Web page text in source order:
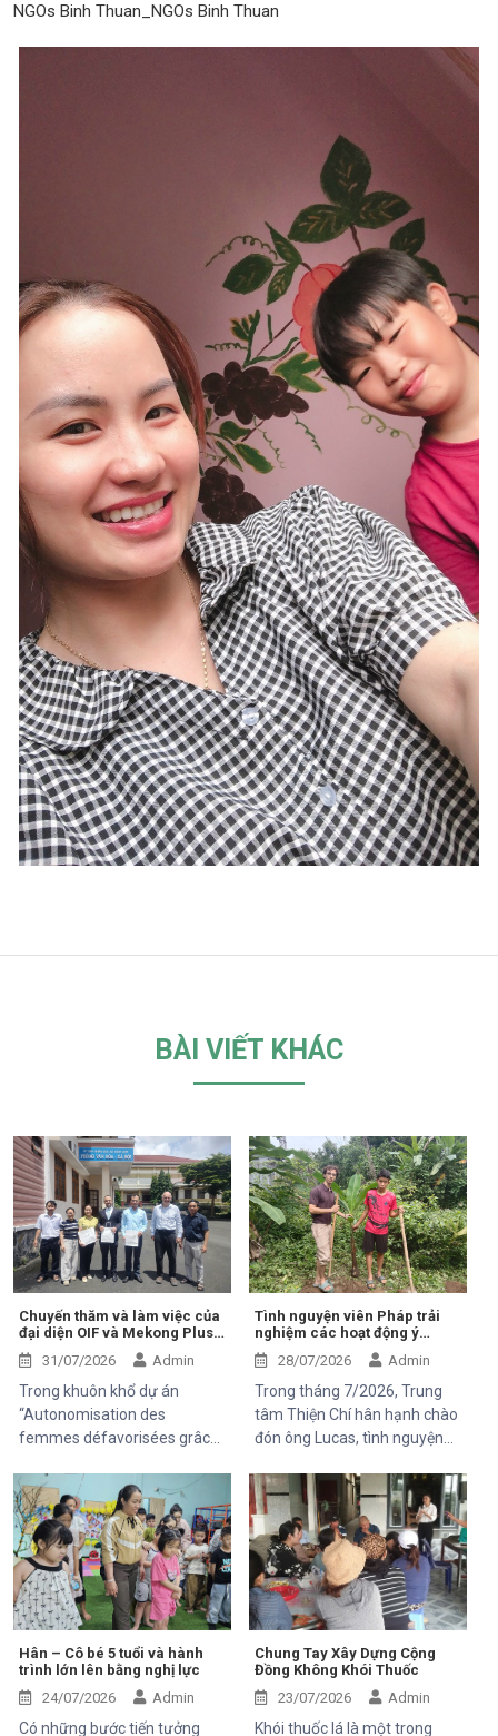
NGOs Binh Thuan_NGOs Binh Thuan
BÀI VIẾT KHÁC
Chuyến thăm và làm việc của
đại diện OIF và Mekong Plus
tại cộng đồng dự án
31/07/2026 Admin
Trong khuôn khổ dự án
“Autonomisation des
femmes défavorisées grâce
économique et à l'accès aux
soins de santé 2025–2028”,
Trung tâm Thiện Chí vinh dự
đón tiếp ông Kaloyan Kolev,
đại diện đơn vị tài trợ
Organisation internationale
de la Francophonie (OIF), và
ông Bernard Kervyn, đại diện
Mekong Plus, trong chuyến
công tác tại xã Tánh Linh, Bắc
Ruộng và Hàm Kiệm, tỉnh
Tình nguyện viên Pháp trải
nghiệm các hoạt động ý
nghĩa tại Trung tâm Thiện Chí
28/07/2026 Admin
Trong tháng 7/2026, Trung
tâm Thiện Chí hân hạnh chào
đón ông Lucas, tình nguyện
chuyến thăm và trải nghiệm
các hoạt động của dự án do
Mekong Plus tài trợ tại địa
phương.
Hân – Cô bé 5 tuổi và hành
trình lớn lên bằng nghị lực
24/07/2026
Admin
Có những bước tiến tưởng
Chung Tay Xây Dựng Cộng
Đồng Không Khói Thuốc
23/07/2026
Admin
Khói thuốc lá là một trong